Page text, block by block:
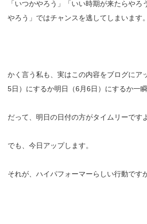
「いつかやろう」「いい時期が来たらやろ
やろう」ではチャンスを逃してしまいます。
かく言う私も、実はこの内容をブログにア
5日）にするか明日（6月6日）にするか一瞬
だって、明日の日付の方がタイムリーです
でも、今日アップします。
それが、ハイパフォーマーらしい行動です